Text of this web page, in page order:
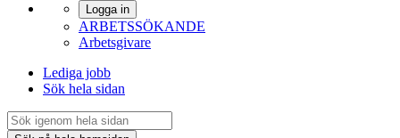
Logga in
ARBETSSÖKANDE
Arbetsgivare
Lediga jobb
Sök hela sidan